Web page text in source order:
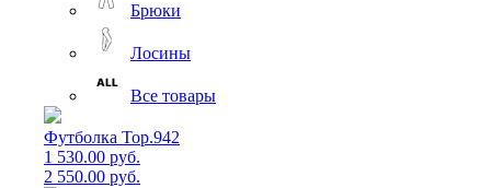
Брюки
Лосины
Все товары
Футболка Top.942
1 530.00 руб.
2 550.00 руб.